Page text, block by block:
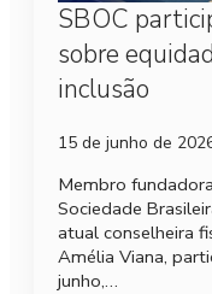
SBOC
sobre
inclusão
15 de junho de
Membro
Sociedade
atual conselheira
Amélia Viana,
junho,…